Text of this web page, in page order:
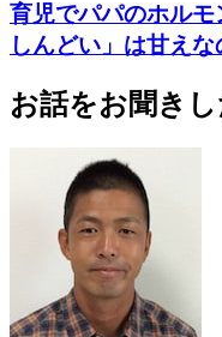
育児でパパのホル
しんどい」は甘えな
お話をお聞きし